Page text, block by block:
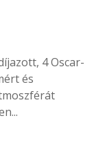
4 Oscar-
és